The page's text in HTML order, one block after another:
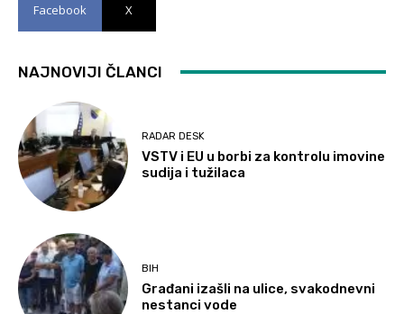
Facebook X
NAJNOVIJI ČLANCI
RADAR DESK
VSTV i EU u borbi za kontrolu imovine
sudija i tužilaca
BIH
Građani izašli na ulice, svakodnevni
nestanci vode